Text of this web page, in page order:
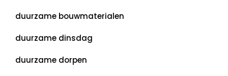
duurzame bouwmaterialen
duurzame dinsdag
duurzame dorpen